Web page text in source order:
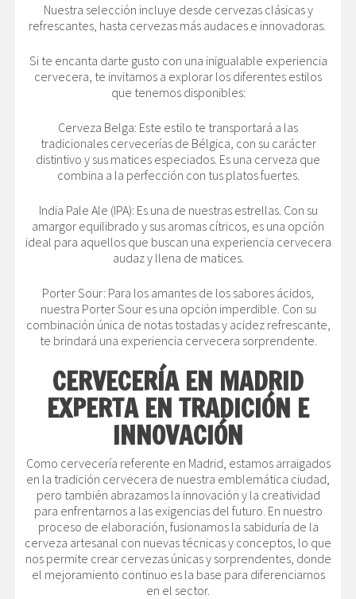
Nuestra selección incluye desde cervezas clásicas y
refrescantes, hasta cervezas más audaces e innovadoras.
Si te encanta darte gusto con una inigualable experiencia
cervecera, te invitamos a explorar los diferentes estilos
que tenemos disponibles:
Cerveza Belga: Este estilo te transportará a las
tradicionales cervecerías de Bélgica, con su carácter
distintivo y sus matices especiados. Es una cerveza que
combina a la perfección con tus platos fuertes.
India Pale Ale (IPA): Es una de nuestras estrellas. Con su
amargor equilibrado y sus aromas cítricos, es una opción
ideal para aquellos que buscan una experiencia cervecera
audaz y llena de matices.
Porter Sour: Para los amantes de los sabores ácidos,
nuestra Porter Sour es una opción imperdible. Con su
combinación única de notas tostadas y acidez refrescante,
te brindará una experiencia cervecera sorprendente.
CERVECERÍA EN MADRID
EXPERTA EN TRADICIÓN E
INNOVACIÓN
Como cervecería referente en Madrid, estamos arraigados
en la tradición cervecera de nuestra emblemática ciudad,
pero también abrazamos la innovación y la creatividad
para enfrentarnos a las exigencias del futuro. En nuestro
proceso de elaboración, fusionamos la sabiduría de la
cerveza artesanal con nuevas técnicas y conceptos, lo que
nos permite crear cervezas únicas y sorprendentes, donde
el mejoramiento continuo es la base para diferenciarnos
en el sector.